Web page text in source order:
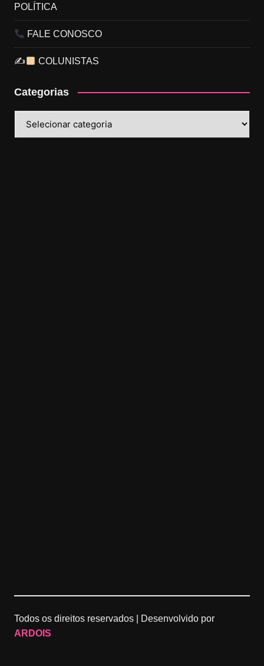
POLÍTICA
FALE CONOSCO
✍ COLUNISTAS
Categorias
Todos os direitos reservados |
Desenvolvido por
ARDOIS